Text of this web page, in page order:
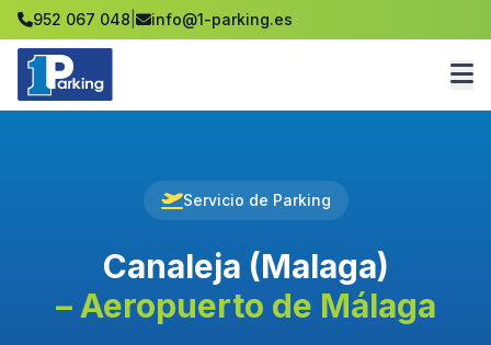
952 067 048 info@1-parking.es
Servicio de Parking
Canaleja (Malaga)
– Aeropuerto de Málaga